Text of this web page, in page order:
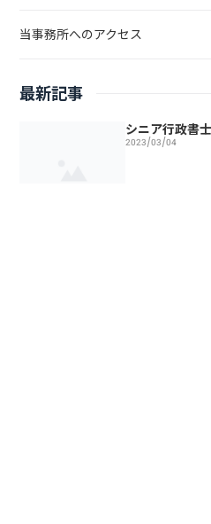
当事務所へのアクセス
最新記事
シニア行政書
2023/03/04